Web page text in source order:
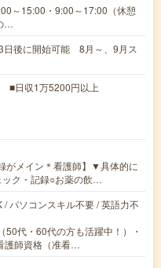
～15:00・9:00～17:00（休憩
…
後に開始可能 8月～、9月ス
日収1万5200円以上
がメイン＊看護師】▼具体的に
ク・記録○お薬の飲…
パソコンスキル不要 / 英語力不
代・60代の方も活躍中！）・
護師資格（准看…